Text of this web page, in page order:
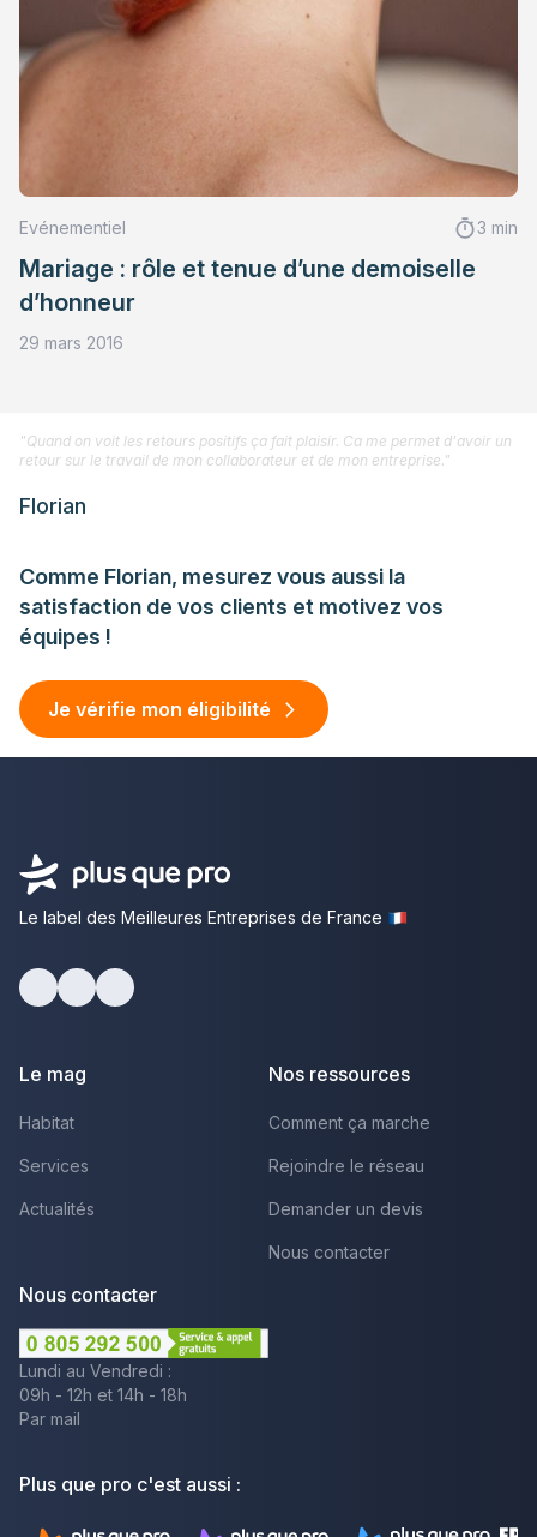
Evénementiel 3 min
Mariage : rôle et tenue d’une demoiselle
d’honneur
29 mars 2016
Comme Florian, mesurez vous aussi la
satisfaction de vos clients et motivez vos
équipes !
Je vérifie mon éligibilité
"Quand on voit les retours positifs ça fait plaisir. Ca me permet d'avoir un
retour sur le travail de mon collaborateur et de mon entreprise."
Florian
Le label des Meilleures Entreprises de France
Le mag
Habitat
Services
Actualités
Nos ressources
Comment ça marche
Rejoindre le réseau
Demander un devis
Nous contacter
Nous contacter
Lundi au Vendredi :
09h - 12h et 14h - 18h
Par mail
Plus que pro c'est aussi :